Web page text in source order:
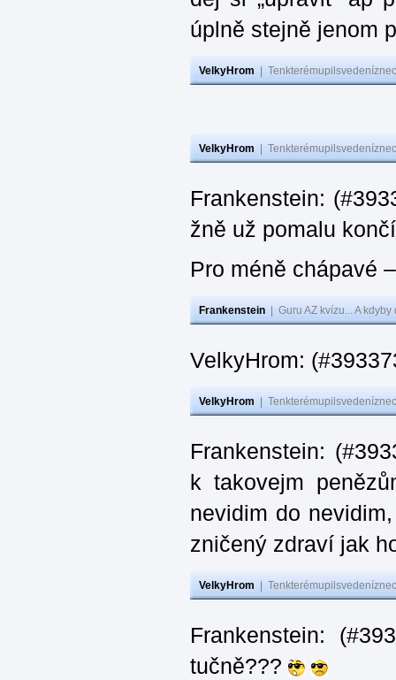
úplně stejně jenom
VelkyHrom
VelkyHrom
Frankenstein:
žně už pomalu
Pro méně chápavé
Frankenstein Guru AZ kvízu... A
VelkyHrom:
VelkyHrom
Frankenstein:
k takovejm
nevidim do
zničený zdraví jak
VelkyHrom
Frankenstein:
tučně???